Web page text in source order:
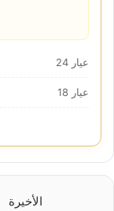
عيار 24
عيار 18
الأخيرة